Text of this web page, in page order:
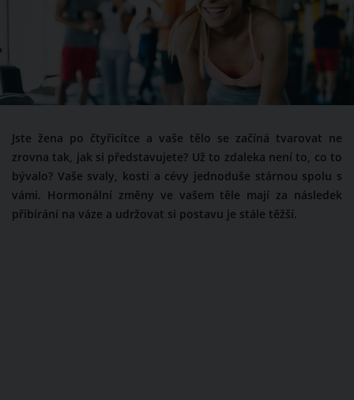
Jste žena po čtyřicítce a vaše tělo se začíná tvarovat ne
zrovna tak, jak si představujete? Už to zdaleka není to, co to
bývalo? Vaše svaly, kosti a cévy jednoduše stárnou spolu s
vámi. Hormonální změny ve vašem těle mají za následek
přibírání na váze a udržovat si postavu je stále těžší.